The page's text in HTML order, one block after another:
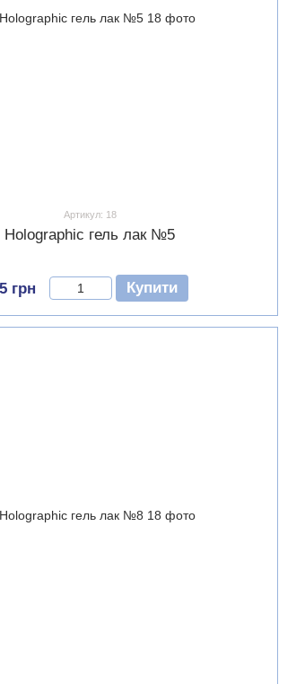
Артикул: 18
Holographic гель лак №5
грн Купити